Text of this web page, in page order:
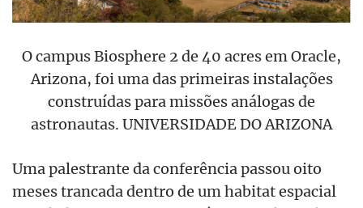
O campus Biosphere 2 de 40 acres em Oracle,
Arizona, foi uma das primeiras instalações
construídas para missões análogas de
astronautas. UNIVERSIDADE DO ARIZONA
Uma palestrante da conferência passou oito
meses trancada dentro de um habitat espacial